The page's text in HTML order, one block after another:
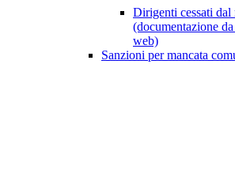
Dirigenti cessati
(documentazione
web)
Sanzioni per mancata